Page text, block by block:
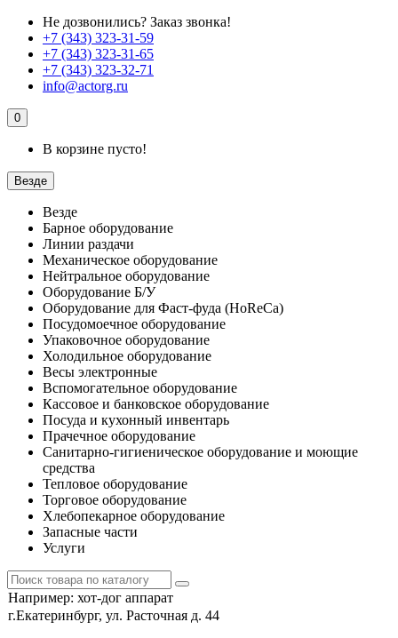
Не дозвонились? Заказ звонка!
+7 (343) 323-31-59
+7 (343) 323-31-65
+7 (343) 323-32-71
info@actorg.ru
0
В корзине пусто!
Везде
Везде
Барное оборудование
Линии раздачи
Механическое оборудование
Нейтральное оборудование
Оборудование Б/У
Оборудование для Фаст-фуда (HoReCa)
Посудомоечное оборудование
Упаковочное оборудование
Холодильное оборудование
Весы электронные
Вспомогательное оборудование
Кассовое и банковское оборудование
Посуда и кухонный инвентарь
Прачечное оборудование
Санитарно-гигиеническое оборудование и моющие
средства
Тепловое оборудование
Торговое оборудование
Хлебопекарное оборудование
Запасные части
Услуги
Например: хот-дог аппарат
г.Екатеринбург, ул. Расточная д. 44